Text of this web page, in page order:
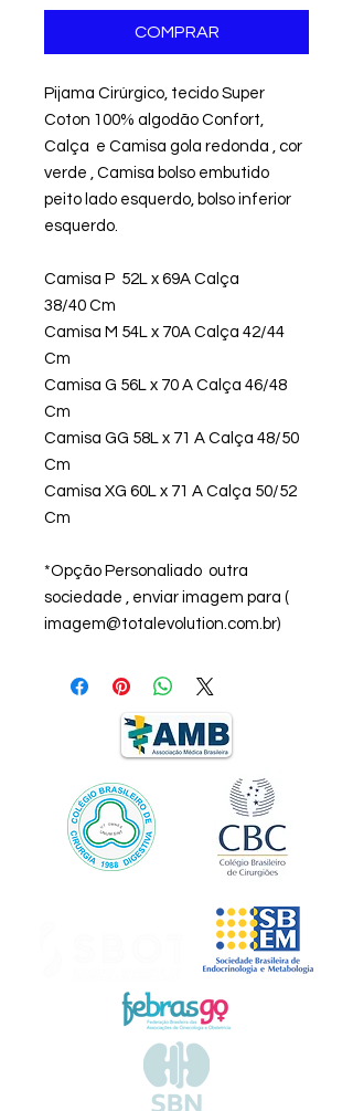
COMPRAR
Pijama Cirúrgico, tecido Super
Coton 100% algodão Confort,
Calça e Camisa gola redonda , cor
verde , Camisa bolso embutido
peito lado esquerdo, bolso inferior
esquerdo.
Camisa P 52L x 69A Calça
38/40 Cm
Camisa M 54L x 70A Calça 42/44
Cm
Camisa G 56L x 70 A Calça 46/48
Cm
Camisa GG 58L x 71 A Calça 48/50
Cm
Camisa XG 60L x 71 A Calça 50/52
Cm
*Opção Personaliado outra
sociedade , enviar imagem para (
imagem@totalevolution.com.br)